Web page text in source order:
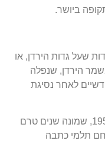
ביושר.
שעל גדות הירדן, או
הירדן, שנפלה
לאחר נסיגת
שמונה שנים טרם
תלמי כתבה